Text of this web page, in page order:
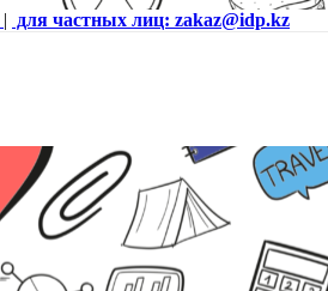
| для частных лиц: zakaz@idp.kz